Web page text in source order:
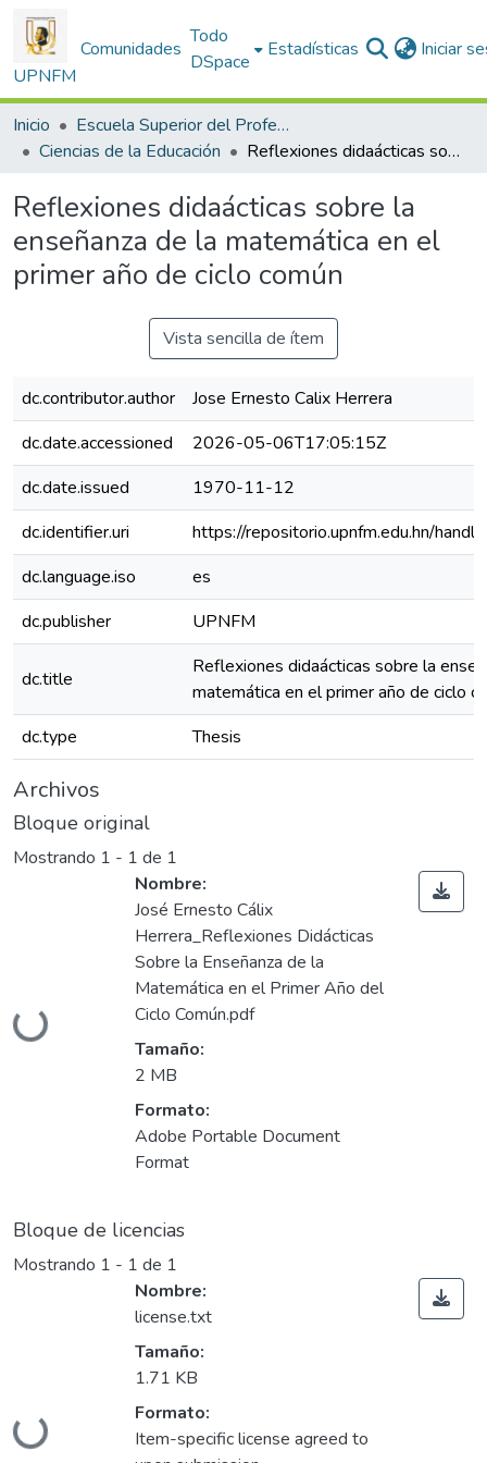
UPNFM
Comunidades
Todo
DSpace
Estadísticas Iniciar
Inicio
Escuela Superior del Profesorado
Ciencias de la Educación
Reflexiones didaácticas sobre la enseñanza de la matemática en el primer año de ciclo común
Reflexiones didaácticas sobre la
enseñanza de la matemática en el
primer año de ciclo común
Vista sencilla de ítem
dc.contributor.author
Jose Ernesto Calix Herrera
dc.date.accessioned
2026-05-06T17:05:15Z
dc.date.issued
1970-11-12
dc.identifier.uri
https://repositorio.upnfm.edu.hn/
dc.language.iso
es
dc.publisher
UPNFM
dc.title
Reflexiones didaácticas sobre la
matemática en el primer año de ciclo
dc.type
Thesis
Archivos
Bloque original
Mostrando 1 - 1 de 1
Cargando...
Nombre:
José Ernesto Cálix
Herrera_Reflexiones Didácticas
Sobre la Enseñanza de la
Matemática en el Primer Año del
Ciclo Común.pdf
Tamaño:
2 MB
Formato:
Adobe Portable Document
Format
Bloque de licencias
Mostrando 1 - 1 de 1
Cargando...
Nombre:
license.txt
Tamaño:
1.71 KB
Formato:
Item-specific license agreed to